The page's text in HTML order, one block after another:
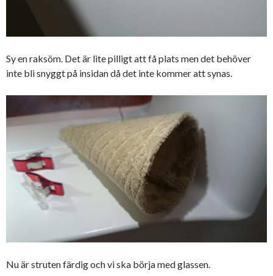
Sy en raksöm. Det är lite pilligt att få plats men det behöver
inte bli snyggt på insidan då det inte kommer att synas.
Nu är struten färdig och vi ska börja med glassen.